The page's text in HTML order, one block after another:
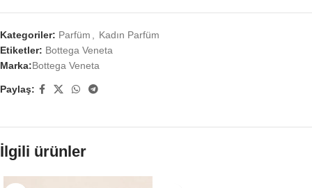
Kategoriler: Parfüm
Kadın Parfüm
Etiketler: Bottega Veneta
Marka:Bottega Veneta
Paylaş:
İlgili ürünler